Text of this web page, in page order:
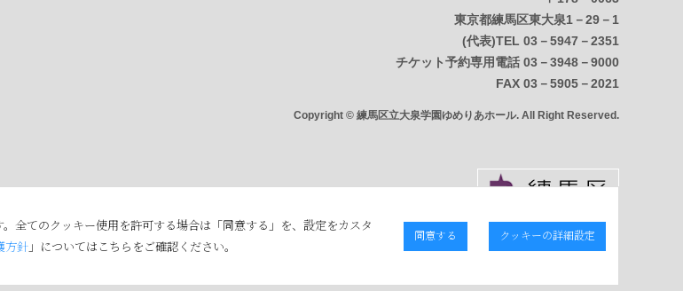
東京都練馬区東大泉1－29－1
(代表)TEL 03－5947－2351
チケット予約専用電話 03－3948－9000
FAX 03－5905－2021
Copyright © 練馬区立大泉学園ゆめりあホール. All Right Reserved.
全てのクッキー使用を許可する場合は「同意する」を、設定をカスタ
方針 」についてはこちらをご確認ください。
同意する クッキーの詳細設定